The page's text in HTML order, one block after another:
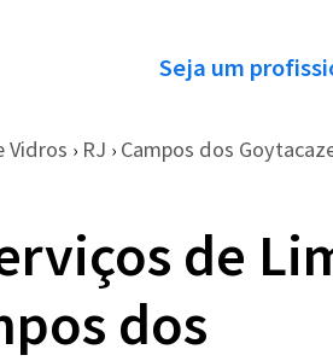
Seja um
Vidros › RJ › Campos dos
de
dos